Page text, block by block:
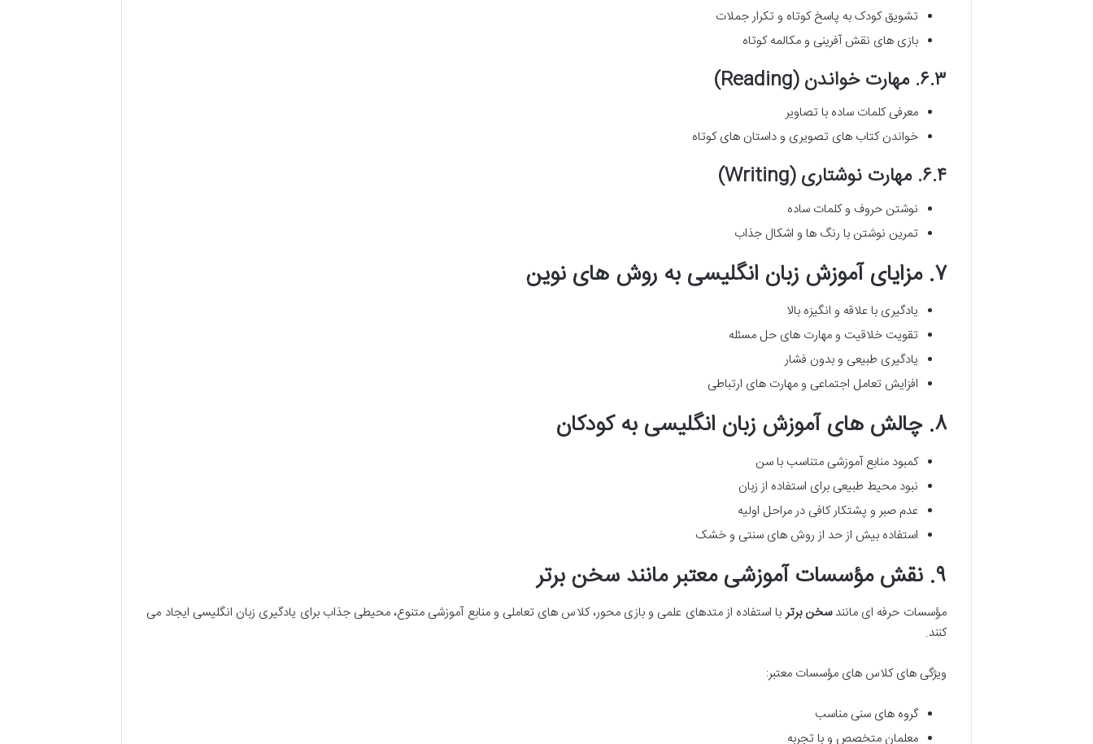
تشویق کودک به پاسخ کوتاه و تکرار جملات
بازی های نقش آفرینی و مکالمه کوتاه
۶.۳. مهارت خواندن (Reading)
معرفی کلمات ساده با تصاویر
خواندن کتاب های تصویری و داستان های کوتاه
۶.۴. مهارت نوشتاری (Writing)
نوشتن حروف و کلمات ساده
تمرین نوشتن با رنگ ها و اشکال جذاب
۷. مزایای آموزش زبان انگلیسی به روش های نوین
یادگیری با علاقه و انگیزه بالا
تقویت خلاقیت و مهارت های حل مسئله
یادگیری طبیعی و بدون فشار
افزایش تعامل اجتماعی و مهارت های ارتباطی
۸. چالش های آموزش زبان انگلیسی به کودکان
کمبود منابع آموزشی متناسب با سن
نبود محیط طبیعی برای استفاده از زبان
عدم صبر و پشتکار کافی در مراحل اولیه
استفاده بیش از حد از روش های سنتی و خشک
۹. نقش مؤسسات آموزشی معتبر مانند سخن برتر
مؤسسات حرفه ای مانندسخن برتربا استفاده از متدهای علمی و بازی محور، کلاس های تعاملی و منابع آموزشی متنوع، محیطی جذاب برای یادگیری زبان انگلیسی ایجاد می
کنند.
ویژگی های کلاس های مؤسسات معتبر:
گروه های سنی مناسب
معلمان متخصص و با تجربه